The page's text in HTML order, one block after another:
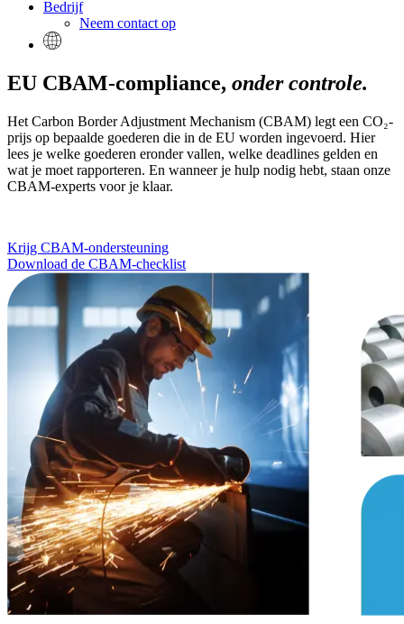
Bedrijf
Neem contact op
EU CBAM-compliance, onder controle.
Het Carbon Border Adjustment Mechanism (CBAM) legt een CO₂-
prijs op bepaalde goederen die in de EU worden ingevoerd. Hier
lees je welke goederen eronder vallen, welke deadlines gelden en
wat je moet rapporteren. En wanneer je hulp nodig hebt, staan onze
CBAM-experts voor je klaar.
Krijg CBAM-ondersteuning
Download de CBAM-checklist